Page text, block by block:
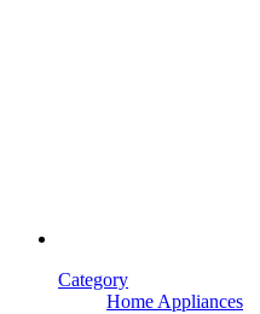
Category
Home Appliances